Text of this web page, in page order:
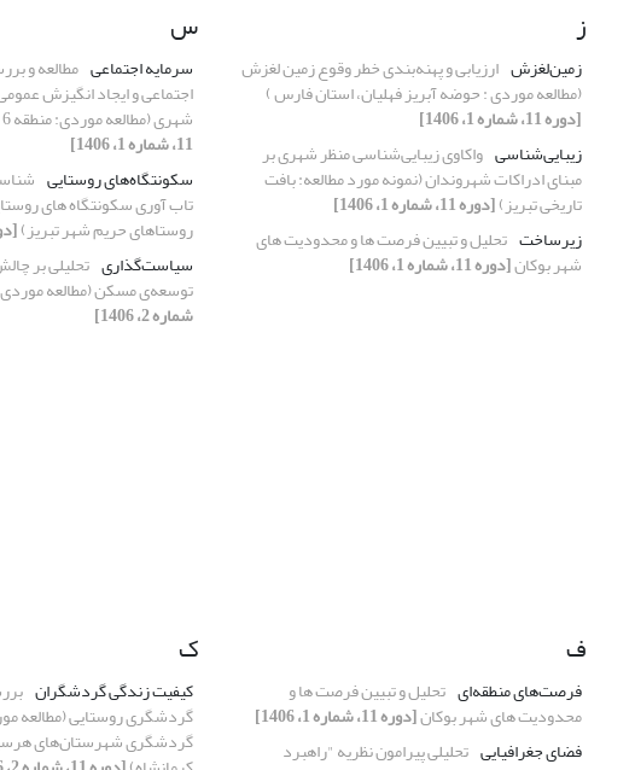
ز
زمین‌لغزش ارزیابی و پهنه‌بندی خطر وقوع زمین لغزش
(مطالعه موردی : حوضه آبریز فهلیان، استان فارس )
[دوره 11، شماره 1، 1406]
زیبایی‌شناسی واکاوی زیبایی‌شناسی منظر شهری بر
مبنای ادراکات شهروندان (نمونه مورد مطالعه: بافت
تاریخی تبریز)[دوره 11، شماره 1، 1406]
زیرساخت تحلیل و تبیین فرصت ها و محدودیت های
شهر بوکان[دوره 11، شماره 1، 1406]
س
سرمایه اجتماعی مطالعه و
اجتماعی و ایجاد انگیزش
شهری (مطالعه موردی: منطقه 6 شهرداری اصفهان)
11، شماره 1، 1406]
سکونتگاه‌های روستایی
تاب آوری سکونتگاه های
روستاهای حریم شهر تبریز)[دوره
سیاست‌گذاری تحلیلی بر
توسعه‌ی مسکن (مطالعه
شماره 2، 1406]
ف
فرصت‌های منطقه‌ای تحلیل و تبیین فرصت ها و
محدودیت های شهر بوکان[دوره 11، شماره 1، 1406]
فضای جغرافیایی تحلیلی پیرامون نظریه "راهبرد
ک
کیفیت زندگی گردشگران
گردشگری روستایی (مطالعه
گردشگری شهرستان‌های